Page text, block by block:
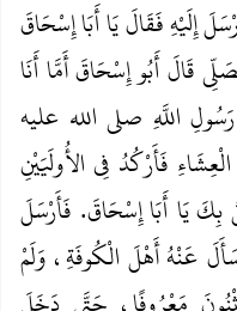
إِلَيْهِ فَقَالَ يَا أَبَا إِسْحَاقَ
قَالَ أَبُو إِسْحَاقَ أَمَّا أَنَا
اللَّهِ صلى الله عليه
فَأَرْكُدُ فِي الأُولَيَيْنِ
يَا أَبَا إِسْحَاقَ‏.‏ فَأَرْسَلَ
عَنْهُ أَهْلَ الْكُوفَةِ، وَلَمْ